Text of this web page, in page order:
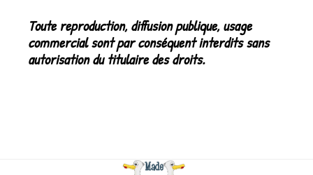
Toute reproduction, diffusion publique, usage
commercial sont par conséquent interdits sans
autorisation du titulaire des droits.